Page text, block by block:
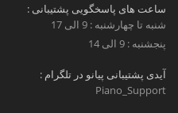
ساعت های پاسخگویی پشتیبانی :
شنبه تا چهارشنبه : 9 الی 17
پنجشنبه : 9 الی 14
آیدی پشتیبانی پیانو در تلگرام :
Piano_Support